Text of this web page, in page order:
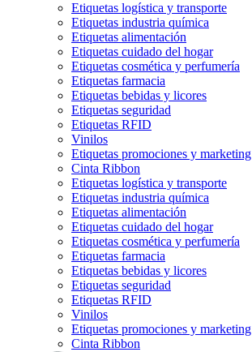
Etiquetas logística y transporte
Etiquetas industria química
Etiquetas alimentación
Etiquetas cuidado del hogar
Etiquetas cosmética y perfumería
Etiquetas farmacia
Etiquetas bebidas y licores
Etiquetas seguridad
Etiquetas RFID
Vinilos
Etiquetas promociones y marketing
Cinta Ribbon
Etiquetas logística y transporte
Etiquetas industria química
Etiquetas alimentación
Etiquetas cuidado del hogar
Etiquetas cosmética y perfumería
Etiquetas farmacia
Etiquetas bebidas y licores
Etiquetas seguridad
Etiquetas RFID
Vinilos
Etiquetas promociones y marketing
Cinta Ribbon